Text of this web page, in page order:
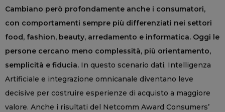
Cambiano però profondamente anche i consumatori,
con comportamenti sempre più differenziati nei settori
food, fashion, beauty, arredamento e informatica. Oggi le
persone cercano meno complessità, più orientamento,
semplicità e fiducia. In questo scenario dati, Intelligenza
Artificiale e integrazione omnicanale diventano leve
decisive per costruire esperienze di acquisto a maggiore
valore. Anche i risultati del Netcomm Award Consumers’